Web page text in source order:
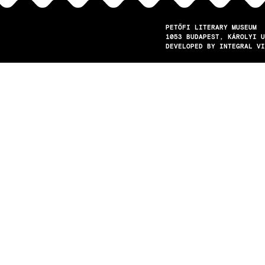
PETŐFI LITERARY MUSEUM
1053
BUDAPEST
KÁROLYI
DEVELOPED BY INTEGRAL